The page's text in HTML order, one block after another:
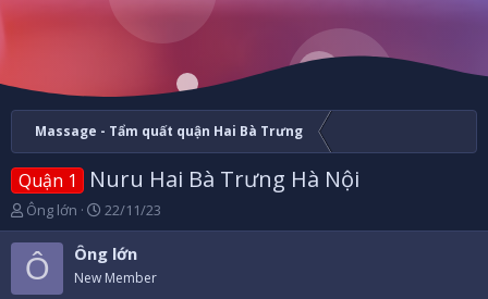
Massage - Tẩm quất quận Hai Bà Trưng
Quận 1 Nuru Hai Bà Trưng Hà Nội
B
ắ
t
đ
Ông lớn
N
g
à
y
b
22/11/23
Ô Ông lớn
New Member